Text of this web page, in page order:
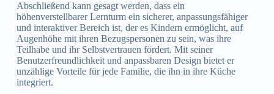
Abschließend kann gesagt werden, dass ein
höhenverstellbarer Lernturm ein sicherer, anpassungsfähiger
und interaktiver Bereich ist, der es Kindern ermöglicht, auf
Augenhöhe mit ihren Bezugspersonen zu sein, was ihre
Teilhabe und ihr Selbstvertrauen fördert. Mit seiner
Benutzerfreundlichkeit und anpassbaren Design bietet er
unzählige Vorteile für jede Familie, die ihn in ihre Küche
integriert.